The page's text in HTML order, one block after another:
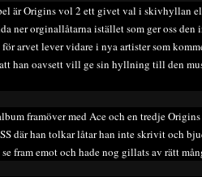
är Origins vol 2 ett givet val i skivhyllan
ner orginallåtarna istället som ger oss
arvet lever vidare i nya artister som
han oavsett vill ge sin hyllning till den
framöver med Ace och en tredje
där han tolkar låtar han inte skrivit och
fram emot och hade nog gillats av rätt